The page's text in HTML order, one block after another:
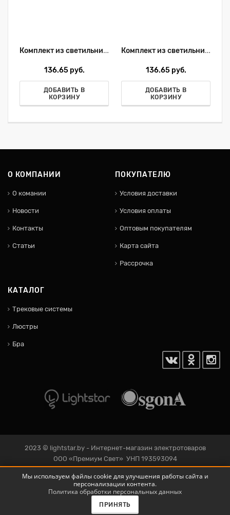
Комплект из светильников и рамки Lightstar Domino D697070707
136.65 руб.
ДОБАВИТЬ В
КОРЗИНУ
Комплект из светильников и рамки Lightstar Domino D697070706
136.65 руб.
ДОБАВИТЬ В
КОРЗИНУ
О КОМПАНИИ
О комании
Новости
Контакты
Статьи
ПОКУПАТЕЛЮ
Условия доставки
Условия оплаты
Оптовым покупателям
Карта сайта
Рассрочка
КАТАЛОГ
Трековые системы
Люстры
Бра
2023 © lightstar.by- Интернет-магазин электротоваров
ООО «Премиум Свет» УНП 193593094
220125 Беларусь Г. МИНСК, ул Уручская, 19-4Г
Мы используем файлы cookie для улучшения работы сайта и
персонализации контента.
Политика обработки персональных данных
ПРИНЯТЬ